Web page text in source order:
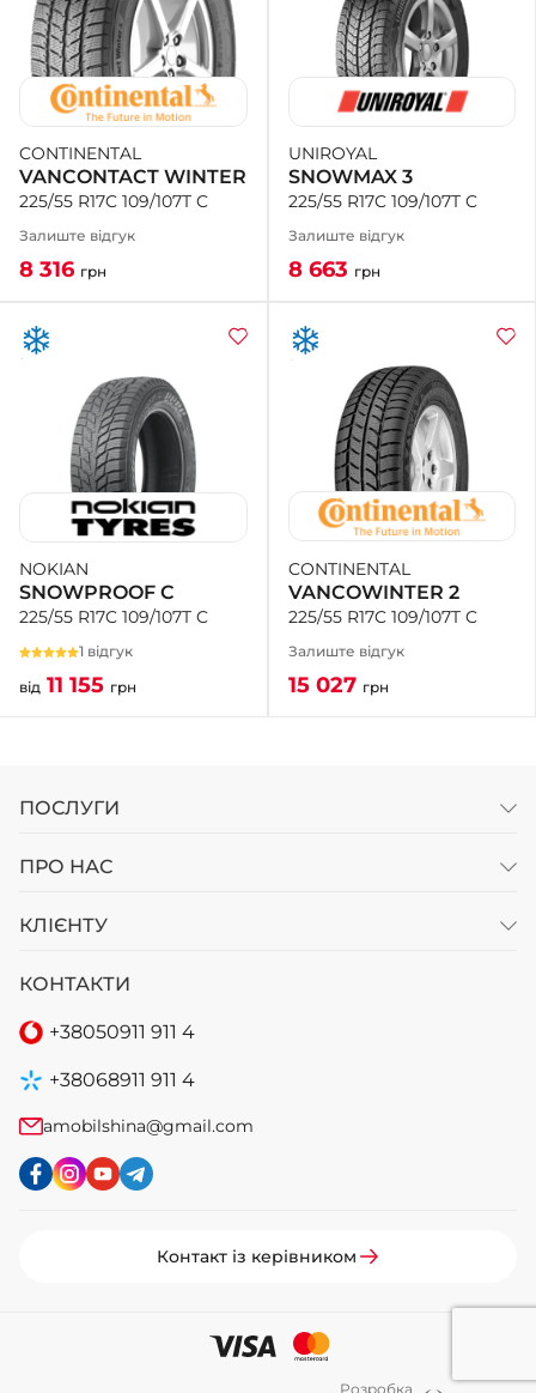
CONTINENTAL
VANCONTACT WINTER
225/55 R17C 109/107T C
Залиште відгук
8 316 грн
UNIROYAL
SNOWMAX 3
225/55 R17C 109/107T C
Залиште відгук
8 663 грн
NOKIAN
SNOWPROOF C
225/55 R17C 109/107T C
1 відгук
від 11 155 грн
CONTINENTAL
VANCOWINTER 2
225/55 R17C 109/107T C
Залиште відгук
15 027 грн
ПОСЛУГИ
ПРО НАС
КЛІЄНТУ
КОНТАКТИ
+38050911 911 4
+38068911 911 4
amobilshina@gmail.com
Контакт із керівником
Розробка